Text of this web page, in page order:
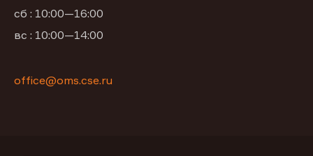
сб : 10:00—16:00
вс : 10:00—14:00
office@oms.cse.ru